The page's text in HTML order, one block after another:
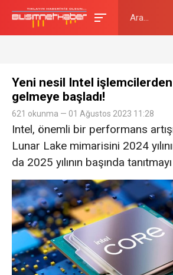
Yeni nesil Intel
gelmeye başladı!
621 okunma — 01 Ağustos 2023 11:28
Intel, önemli bir performans
Lunar Lake mimarisini 2024
da 2025 yılının başında